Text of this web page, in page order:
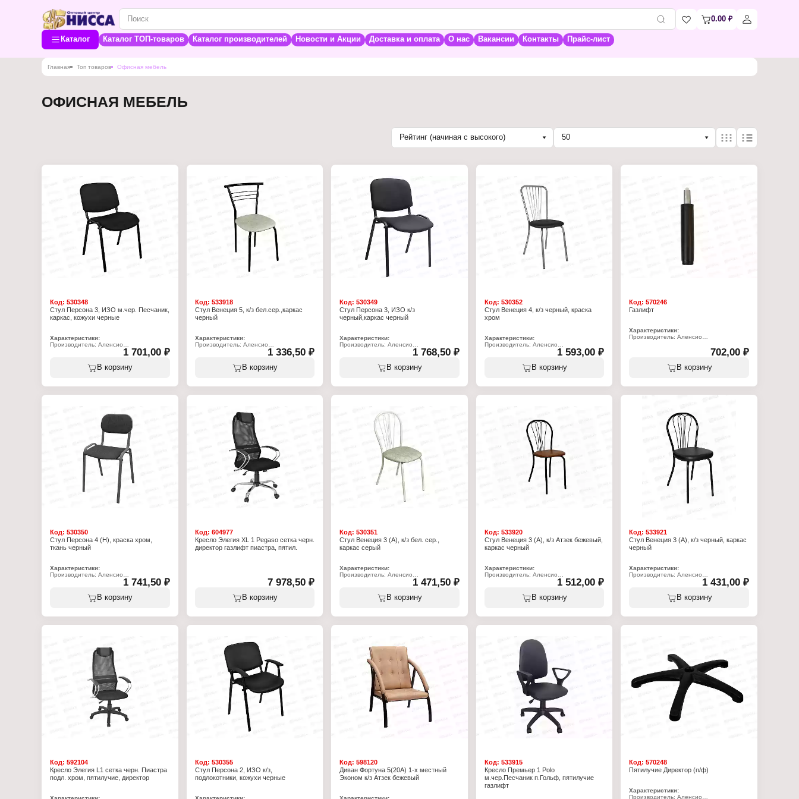
0.00 ₽
Каталог Каталог ТОП-товаров Каталог производителей Новости и Акции Доставка и оплата О нас Вакансии Контакты Прайс-лист
Главная Топ товаров Офисная мебель
ОФИСНАЯ МЕБЕЛЬ
Рейтинг (начиная с высокого) 50
Код: 530348
Стул Персона 3, ИЗО м.чер. Песчаник,
каркас, кожухи черные
Характеристики:
Производитель: Аленсио
Модель: "Персона 3, ИЗО"
Назначение: офисный
Материал обивки: текстиль
Цвет каркаса: черный
Глубина сиденья: 430 мм
Ширина сиденья: 465 мм
Высота спинки: 380 мм
Ширина спинки: 500 мм
Толщина поролона сиденья: 20 мм
Габаритная высота стула: 820 мм
Габаритная глубина стула: 600 мм
Вес стула: 5 кг
1 701,00 ₽
В корзину
Код: 533918
Стул Венеция 5, к/з бел.сер.,каркас
черный
Характеристики:
Производитель: Аленсио
Назначение: обеденный
Материал обивки: кожзам
Цвет каркаса: серый
Глубина сиденья: 390 мм
Ширина сиденья: 380 мм
Высота спинки: 340 мм
Ширина спинки: 470 мм
Толщина поролона сиденья: 20 мм
Габаритная высота стула: 800 мм
Габаритная глубина стула: 430 мм
Вес стула: 4 кг
1 336,50 ₽
В корзину
Код:530349
Стул Персона 3, ИЗО к/з
черный,каркас черный
Характеристики:
Производитель: Аленсио
Модель: "Персона 3, ИЗО"
Назначение: офисный
Материал обивки: кожзам
Цвет каркаса: черный
Глубина сиденья: 430 мм
Ширина сиденья: 465 мм
Высота спинки: 380 мм
Ширина спинки: 500 мм
Толщина поролона сиденья: 20 мм
Габаритная высота стула: 820 мм
Габаритная глубина стула: 600 мм
1 768,50 ₽
В корзину
Код: 530352
Стул Венеция 4, к/з черный, краска
хром
Характеристики:
Производитель: Аленсио
Назначение: обеденный
Материал обивки: кожзам
Цвет каркаса: хром
Ширина сиденья: 380 мм
Высота спинки: 465 мм
Ширина спинки: 400 мм
Толщина поролона сиденья: 20 мм
Габаритная высота стула: 900 мм
Габаритная глубина стула: 510 мм
1 593,00 ₽
В корзину
Код:570246
Газлифт
Характеристики:
Производитель: Аленсио
Назначение: для офисного кресла
Материал: пластик, металл
702,00 ₽
В корзину
Код: 530350
Стул Персона 4 (Н), краска хром,
ткань черный
Характеристики:
Производитель: Аленсио
Назначение: офисный
Материал обивки: текстиль
Цвет каркаса: хром
Глубина сиденья: 390 мм
Ширина сиденья: 375 мм
Высота спинки: 315 мм
Ширина спинки: 390 мм
Толщина поролона сиденья: 20 мм
Габаритная высота стула: 790 мм
Габаритная глубина стула: 460 мм
1 741,50 ₽
В корзину
Код: 604977
Кресло Элегия ХL 1 Pegaso сетка черн.
директор газлифт пиастра, пятил.
7 978,50 ₽
В корзину
Код:530351
Стул Венеция 3 (А), к/з бел. сер.,
каркас серый
Характеристики:
Производитель: Аленсио
Назначение: обеденный
Материал обивки: кожзам
Цвет каркаса: белый
Глубина сиденья: 390 мм
Ширина сиденья: 380 мм
Высота спинки: 420 мм
Ширина спинки: 390 мм
Толщина поролона сиденья: 20 мм
Габаритная высота стула: 865 мм
Габаритная глубина стула: 510 мм
Вес стула: 4 кг
1 471,50 ₽
В корзину
Код: 533920
Стул Венеция 3 (А), к/з Атзек бежевый,
каркас черный
Характеристики:
Производитель: Аленсио
Назначение: обеденный
Материал обивки: кожзам
Допустимый вес: 100 кг
Глубина сиденья: 390 мм
Ширина сиденья: 380 мм
Высота спинки: 420 мм
Ширина спинки: 390 мм
Толщина поролона сиденья: 20 мм
Габаритная высота стула: 865 мм
Габаритная глубина стула: 510 мм
Вес стула: 4 кг
1 512,00 ₽
В корзину
Код:533921
Стул Венеция 3 (А), к/з черный, каркас
черный
Характеристики:
Производитель: Аленсио
Назначение: обеденный
Материал обивки: кожзам
Допустимый вес: 100 кг
Высота спинки: 420 мм
Ширина спинки: 390 мм
Толщина поролона сиденья: 20 мм
Габаритная высота стула: 865 мм
Габаритная глубина стула: 510 мм
Вес стула: 4 кг
1 431,00 ₽
В корзину
Код: 592104
Кресло Элегия L1 сетка черн. Пиастра
подл. хром, пятилучие, директор
Код: 530355
Стул Персона 2, ИЗО к/з,
подлокотники, кожухи черные
Код:598120
Диван Фортуна 5(20А) 1-х местный
Эконом к/з Атзек бежевый
Код: 533915
Кресло Премьер 1 Polo
м.чер.Песчаник п.Гольф, пятилучие
газлифт
Код:570248
Пятилучие Директор (п/ф)
Характеристики:
Производитель: Аленсио